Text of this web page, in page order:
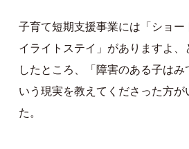
子育て短期支援事業には「ショー
イライトステイ」がありますよ、
したところ、「障害のある子はみ
いう現実を教えてくださった方が
た。